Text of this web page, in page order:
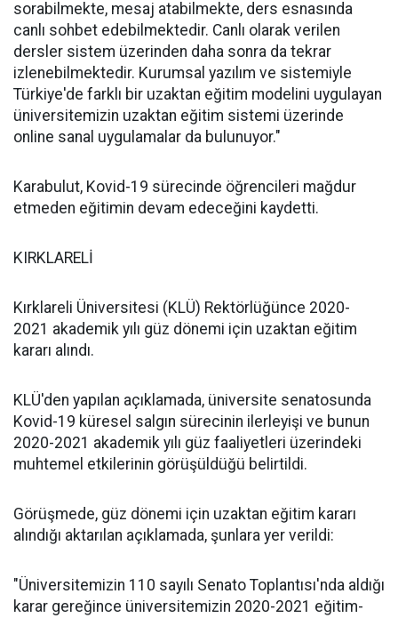
sorabilmekte, mesaj atabilmekte, ders esnasında
canlı sohbet edebilmektedir. Canlı olarak verilen
dersler sistem üzerinden daha sonra da tekrar
izlenebilmektedir. Kurumsal yazılım ve sistemiyle
Türkiye'de farklı bir uzaktan eğitim modelini uygulayan
üniversitemizin uzaktan eğitim sistemi üzerinde
online sanal uygulamalar da bulunuyor."
Karabulut, Kovid-19 sürecinde öğrencileri mağdur
etmeden eğitimin devam edeceğini kaydetti.
KIRKLARELİ
Kırklareli Üniversitesi (KLÜ) Rektörlüğünce 2020-
2021 akademik yılı güz dönemi için uzaktan eğitim
kararı alındı.
KLÜ'den yapılan açıklamada, üniversite senatosunda
Kovid-19 küresel salgın sürecinin ilerleyişi ve bunun
2020-2021 akademik yılı güz faaliyetleri üzerindeki
muhtemel etkilerinin görüşüldüğü belirtildi.
Görüşmede, güz dönemi için uzaktan eğitim kararı
alındığı aktarılan açıklamada, şunlara yer verildi:
"Üniversitemizin 110 sayılı Senato Toplantısı'nda aldığı
karar gereğince üniversitemizin 2020-2021 eğitim-